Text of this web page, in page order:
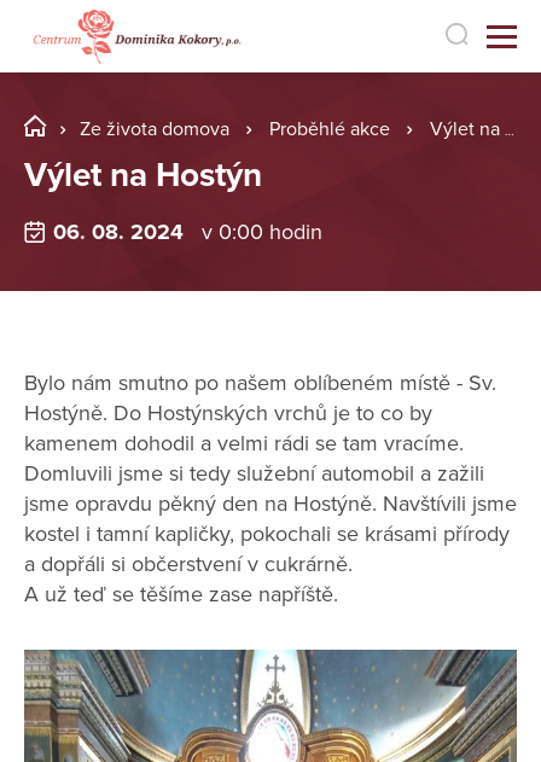
Ze života domova Proběhlé akce Výlet na Hostýn
Výlet na Hostýn
06. 08. 2024 v 0:00 hodin
Bylo nám smutno po našem oblíbeném místě - Sv.
Hostýně. Do Hostýnských vrchů je to co by
kamenem dohodil a velmi rádi se tam vracíme.
Domluvili jsme si tedy služební automobil a zažili
jsme opravdu pěkný den na Hostýně. Navštívili jsme
kostel i tamní kapličky, pokochali se krásami přírody
a dopřáli si občerstvení v cukrárně.
A už teď se těšíme zase napříště.